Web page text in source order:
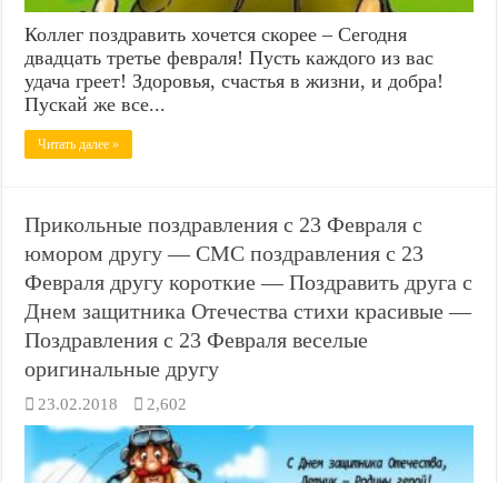
Коллег поздравить хочется скорее – Сегодня
двадцать третье февраля! Пусть каждого из вас
удача греет! Здоровья, счастья в жизни, и добра!
Пускай же все...
Читать далее »
Прикольные поздравления с 23 Февраля с
юмором другу — СМС поздравления с 23
Февраля другу короткие — Поздравить друга с
Днем защитника Отечества стихи красивые —
Поздравления с 23 Февраля веселые
оригинальные другу
23.02.2018 2,602